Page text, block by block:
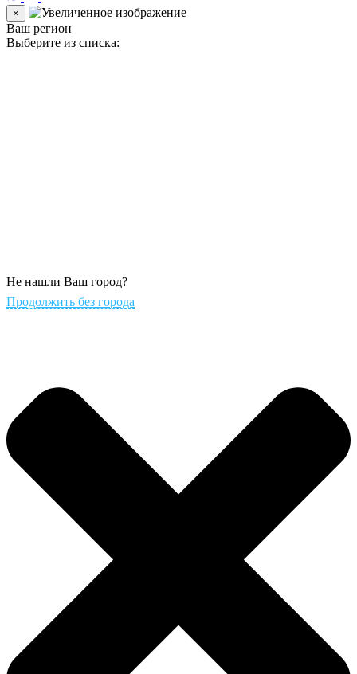
×
Ваш регион
Выберите из списка:
Не нашли Ваш город?
Продолжить без города